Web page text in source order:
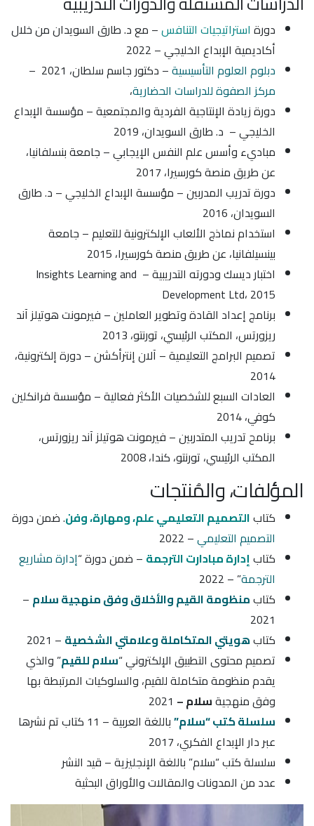
دورة استراتيجيات التنافس– مع د. طارق السويدان من خلال
أكاديمية الإبداع الخليجي – 2022
دبلوم العلوم التأسيسية– دكتور جاسم سلطان، 2021 –
مركز الصفوة للدراسات الحضارية،
دورة زيادة الإنتاجية الفردية والمجتمعية – مؤسسة الإبداع
الخليجي – د. طارق السويدان، 2019
مباديء وأسس علم النفس الإيجابي – جامعة بنسلفانيا،
عن طريق منصة كورسيرا، 2017
دورة تدريب المدربين – مؤسسة الإبداع الخليجي – د. طارق
السويدان، 2016
استخدام نماذج الألعاب الإلكترونية للتعليم – جامعة
بينسيلفانيا، عن طريق منصة كورسيرا، 2015
اختبار ديسك ودورته التدريبية – Insights Learning and
Development Ltd، 2015
برنامج إعداد القادة وتطوير العاملين – فيرمونت هوتيلز آند
ريزورتس، المكتب الرئيسي، تورنتو، 2013
تصميم البرامج التعليمية – آلان إنترأكشن – دورة إلكترونية،
2014
العادات السبع للشخصيات الأكثر فعالية – مؤسسة فرانكلين
كوفي، 2014
برنامح تدريب المتدربين – فيرمونت هوتيلز آند ريزورتس،
المكتب الرئيسي، تورنتو، كندا، 2008
المؤلفات، والمُنتجات
كتابالتصميم التعليمي علم، ومهارة، وفن. ضمن دورة
التصميم التعليمي– 2022
كتابإدارة مبادارت الترجمة – ضمن دورة “إدارة مشاريع
الترجمة” – 2022
كتابمنظومة القيم والأخلاق وفق منهجية سلام –
2021
كتابهويتي المتكاملة وعلامتي الشخصية – 2021
تصميم محتوى التطبيق الإلكتروني “سلام للقيم” والذي
يقدم منظومة متكاملة للقيم، والسلوكيات المرتبطة بها
وفق منهجيةسلام –
سلسلة كتب “سلام”
باللغة العربية – 11 كتاب تم نشرها
عبر دار الإبداع الفكري، 2017
سلسلة كتب “سلام” باللغة الإنجليزية – قيد النشر
عدد من المدونات والمقالات والأوراق البحثية